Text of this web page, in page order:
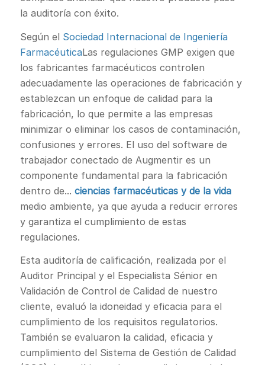
la auditoría con éxito.
Según el Sociedad Internacional de Ingeniería
FarmacéuticaLas regulaciones GMP exigen que
los fabricantes farmacéuticos controlen
adecuadamente las operaciones de fabricación y
establezcan un enfoque de calidad para la
fabricación, lo que permite a las empresas
minimizar o eliminar los casos de contaminación,
confusiones y errores. El uso del software de
trabajador conectado de Augmentir es un
componente fundamental para la fabricación
dentro de... ciencias farmacéuticas y de la vida
medio ambiente, ya que ayuda a reducir errores
y garantiza el cumplimiento de estas
regulaciones.
Esta auditoría de calificación, realizada por el
Auditor Principal y el Especialista Sénior en
Validación de Control de Calidad de nuestro
cliente, evaluó la idoneidad y eficacia para el
cumplimiento de los requisitos regulatorios.
También se evaluaron la calidad, eficacia y
cumplimiento del Sistema de Gestión de Calidad